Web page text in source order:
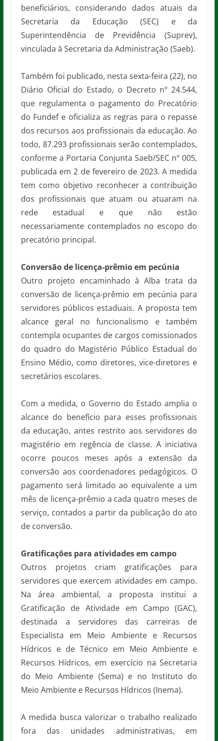
beneficiários, considerando dados atuais da
Secretaria da Educação (SEC) e da
Superintendência de Previdência (Suprev),
vinculada à Secretaria da Administração (Saeb).
Também foi publicado, nesta sexta-feira (22), no
Diário Oficial do Estado, o Decreto nº 24.544,
que regulamenta o pagamento do Precatório
do Fundef e oficializa as regras para o repasse
dos recursos aos profissionais da educação. Ao
todo, 87.293 profissionais serão contemplados,
conforme a Portaria Conjunta Saeb/SEC nº 005,
publicada em 2 de fevereiro de 2023. A medida
tem como objetivo reconhecer a contribuição
dos profissionais que atuam ou atuaram na
rede estadual e que não estão
necessariamente contemplados no escopo do
precatório principal.
Conversão de licença-prêmio em pecúnia
Outro projeto encaminhado à Alba trata da
conversão de licença-prêmio em pecúnia para
servidores públicos estaduais. A proposta tem
alcance geral no funcionalismo e também
contempla ocupantes de cargos comissionados
do quadro do Magistério Público Estadual do
Ensino Médio, como diretores, vice-diretores e
secretários escolares.
Com a medida, o Governo do Estado amplia o
alcance do benefício para esses profissionais
da educação, antes restrito aos servidores do
magistério em regência de classe. A iniciativa
ocorre poucos meses após a extensão da
conversão aos coordenadores pedagógicos. O
pagamento será limitado ao equivalente a um
mês de licença-prêmio a cada quatro meses de
serviço, contados a partir da publicação do ato
de conversão.
Gratificações para atividades em campo
Outros projetos criam gratificações para
servidores que exercem atividades em campo.
Na área ambiental, a proposta institui a
Gratificação de Atividade em Campo (GAC),
destinada a servidores das carreiras de
Especialista em Meio Ambiente e Recursos
Hídricos e de Técnico em Meio Ambiente e
Recursos Hídricos, em exercício na Secretaria
do Meio Ambiente (Sema) e no Instituto do
Meio Ambiente e Recursos Hídricos (Inema).
A medida busca valorizar o trabalho realizado
fora das unidades administrativas, em